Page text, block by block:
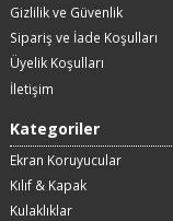
Gizlilik ve Güvenlik
Sipariş ve İade Koşulları
Üyelik Koşulları
İletişim
Kategoriler
Ekran Koruyucular
Kılıf & Kapak
Kulaklıklar